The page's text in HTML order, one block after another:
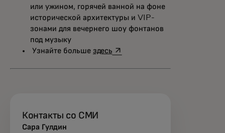
или ужином, горячей ванной на фоне
исторической архитектуры и VIP-
зонами для вечернего шоу фонтанов
под музыку
Узнайте больше здесьopens in a new tab
Контакты со СМИ
Сара Гулдин